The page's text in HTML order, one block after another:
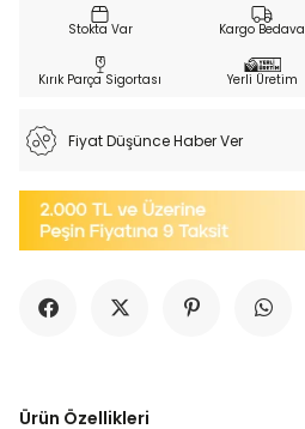
Kargo Bedava
Kırık Parça Sigortası Yerli Üretim
Fiyat Düşünce Haber Ver
Ürün Özellikleri